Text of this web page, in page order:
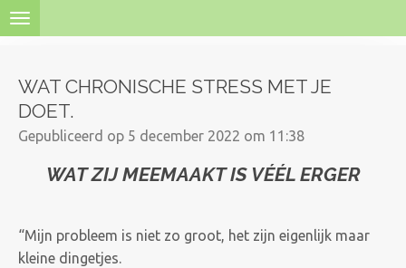
Ga
de
hoofdinhoud
WAT CHRONISCHE STRESS MET JE
DOET.
Gepubliceerd op 5 december 2022 om 11:38
WAT ZIJ MEEMAAKT IS VÉÉL ERGER
“Mijn probleem is niet zo groot, het zijn eigenlijk maar
kleine dingetjes.